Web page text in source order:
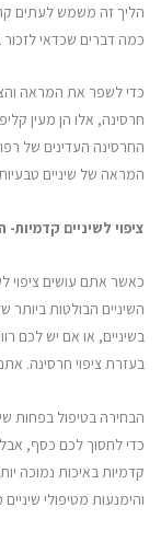
הליך זה משמש לעתים
כמה דברים שכדאי לזכור
כדי לשפר את המראה
חרסינה, אלו הן מעין
החרסינה העדינים של
המראה של שיניים
ציפוי לשיניים קדמיות-
כאשר אתם עושים ציפוי
השיניים הבולטות
בשיניים, או אם יש לכם
בעזרת ציפוי חרסינה.
הבחירה בטיפול בפחות
כדי לחסוך לכם כסף, אבל
קדמיות באיכות נמוכה
והימנעות מטיפולי